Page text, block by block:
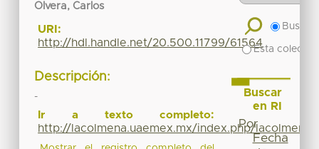
Olvera, Carlos
URI:
http://hdl.handle.net/20.500.11799/61564
Descripción:
-
Ir a texto completo:
http://lacolmena.uaemex.mx/index.php/
Buscar
Esta
Buscar
en RI
Por
Fecha